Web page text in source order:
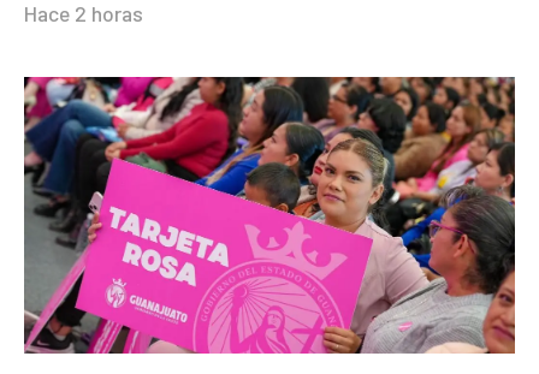
Hace 2 horas